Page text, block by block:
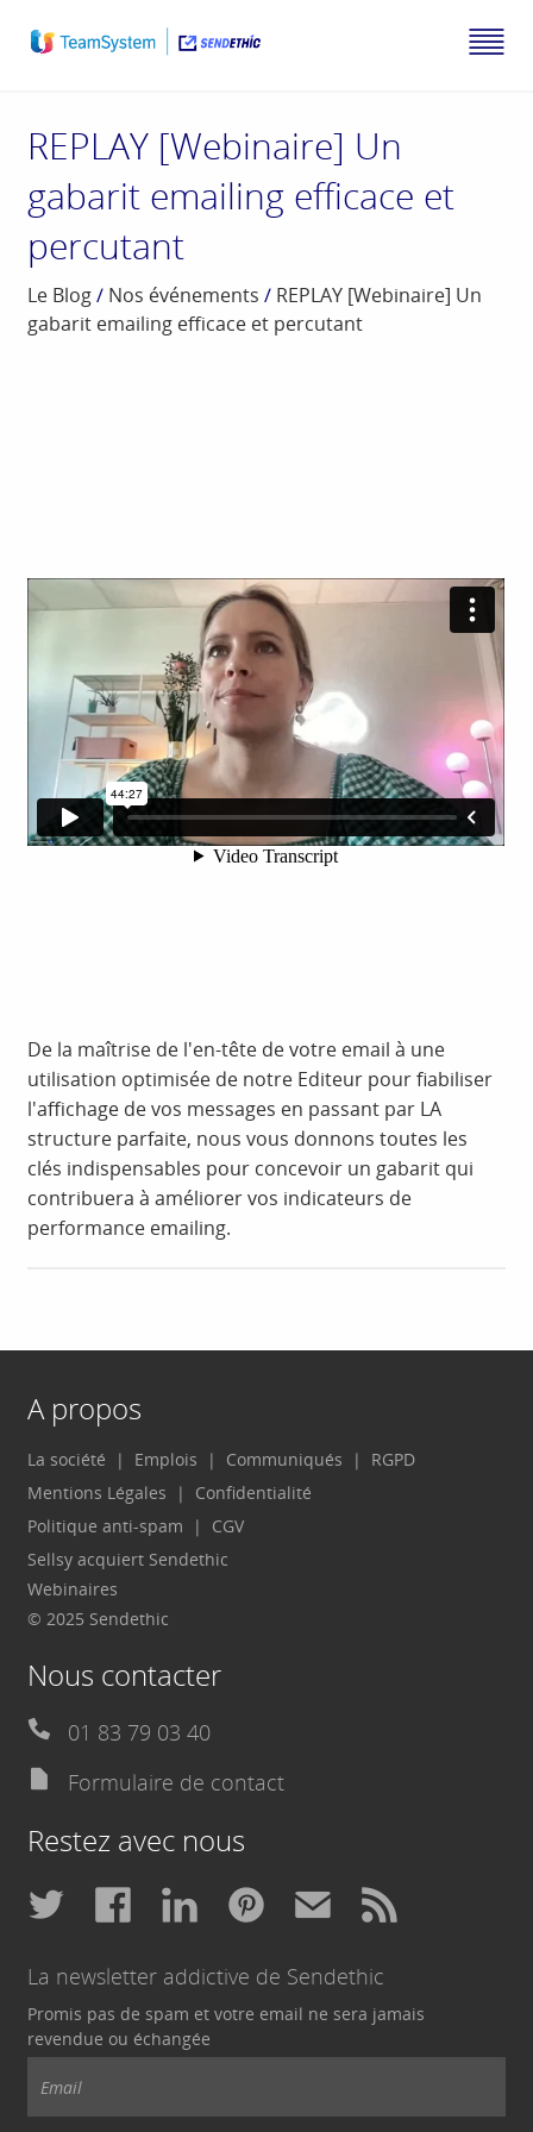
REPLAY [Webinaire] Un
gabarit emailing efficace et
percutant
Le Blog/ Nos événements / REPLAY [Webinaire] Un
gabarit emailing efficace et percutant
De la maîtrise de l'en-tête de votre email à une
utilisation optimisée de notre Editeur pour fiabiliser
l'affichage de vos messages en passant par LA
structure parfaite, nous vous donnons toutes les
clés indispensables pour concevoir un gabarit qui
contribuera à améliorer vos indicateurs de
performance emailing.
A propos
La société Emplois Communiqués
RGPD
Mentions Légales
Confidentialité
Politique anti-spam
CGV
Sellsy acquiert Sendethic
Webinaires
© 2025 Sendethic
Nous contacter
01 83 79 03 40
Formulaire de contact
Restez avec nous
La newsletter addictive de Sendethic
Promis pas de spam et votre email ne sera jamais
revendue ou échangée